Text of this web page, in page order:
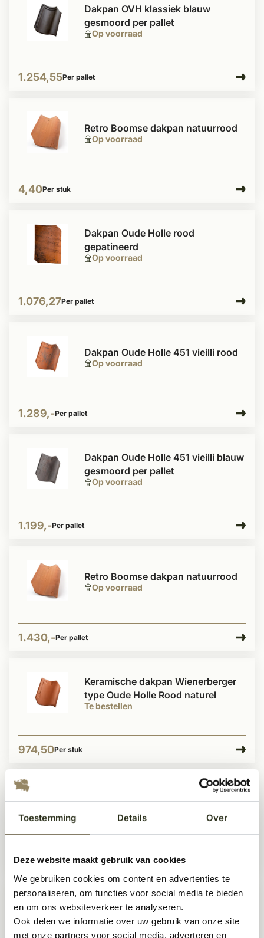
Toestemming Details Over
Deze website maakt gebruik van cookies
We gebruiken cookies om content en advertenties te
personaliseren, om functies voor social media te bieden
en om ons websiteverkeer te analyseren.
Ook delen we informatie over uw gebruik van onze site
met onze partners voor social media, adverteren en
Op voorraad
Dakpan OVH klassiek blauw
gesmoord per pallet
1.254,55Per pallet
Op voorraad
Retro Boomse dakpan natuurrood
4,40Per stuk
Op voorraad
Dakpan Oude Holle rood
gepatineerd
1.076,27Per pallet
Op voorraad
Dakpan Oude Holle 451 vieilli rood
1.289,-Per pallet
Op voorraad
Dakpan Oude Holle 451 vieilli blauw
gesmoord per pallet
1.199,-Per pallet
Op voorraad
Retro Boomse dakpan natuurrood
1.430,-Per pallet
Te bestellen
Keramische dakpan Wienerberger
type Oude Holle Rood naturel
974,50Per stuk
Retro Boomse dakpan rood bezand
1.621,-Per pallet
Op voorraad
Retro Boomse dakpan blauw
gesmoord